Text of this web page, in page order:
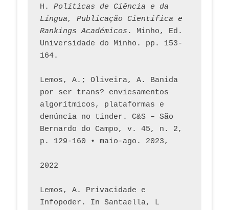
H. Políticas de Ciência e da
Língua, Publicação Científica e
Rankings Académicos . Minho, Ed.
Universidade do Minho. pp. 153-
164.
Lemos, A.; Oliveira, A. Banida
por ser trans? enviesamentos
algorítmicos, plataformas e
denúncia no tinder. C&S – São
Bernardo do Campo, v. 45, n. 2,
p. 129-160 • maio-ago. 2023,
2022
Lemos, A. Privacidade e
Infopoder. In Santaella, L